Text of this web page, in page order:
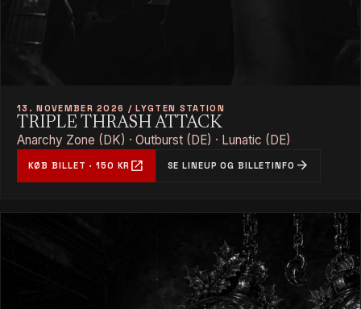
13. NOVEMBER 2026 / LYGTEN STATION
TRIPLE THRASH ATTACK
Anarchy Zone (DK) · Outburst (DE) · Lunatic (DE)
KØB BILLET · 150 KR open_in_new SE LINEUP OG BILLETINFO arrow_forward